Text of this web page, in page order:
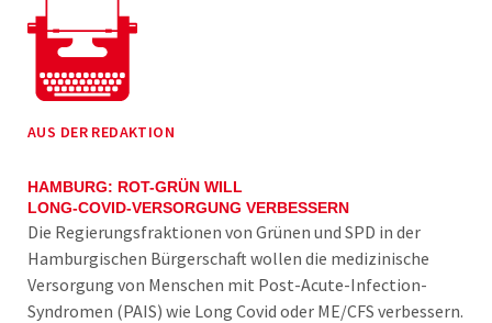
AUS DER REDAKTION
HAMBURG: ROT-GRÜN WILL
LONG-COVID-VERSORGUNG VERBESSERN
Die Regierungsfraktionen von Grünen und SPD in der
Hamburgischen Bürgerschaft wollen die medizinische
Versorgung von Menschen mit Post-Acute-Infection-
Syndromen (PAIS) wie Long Covid oder ME/CFS verbessern.